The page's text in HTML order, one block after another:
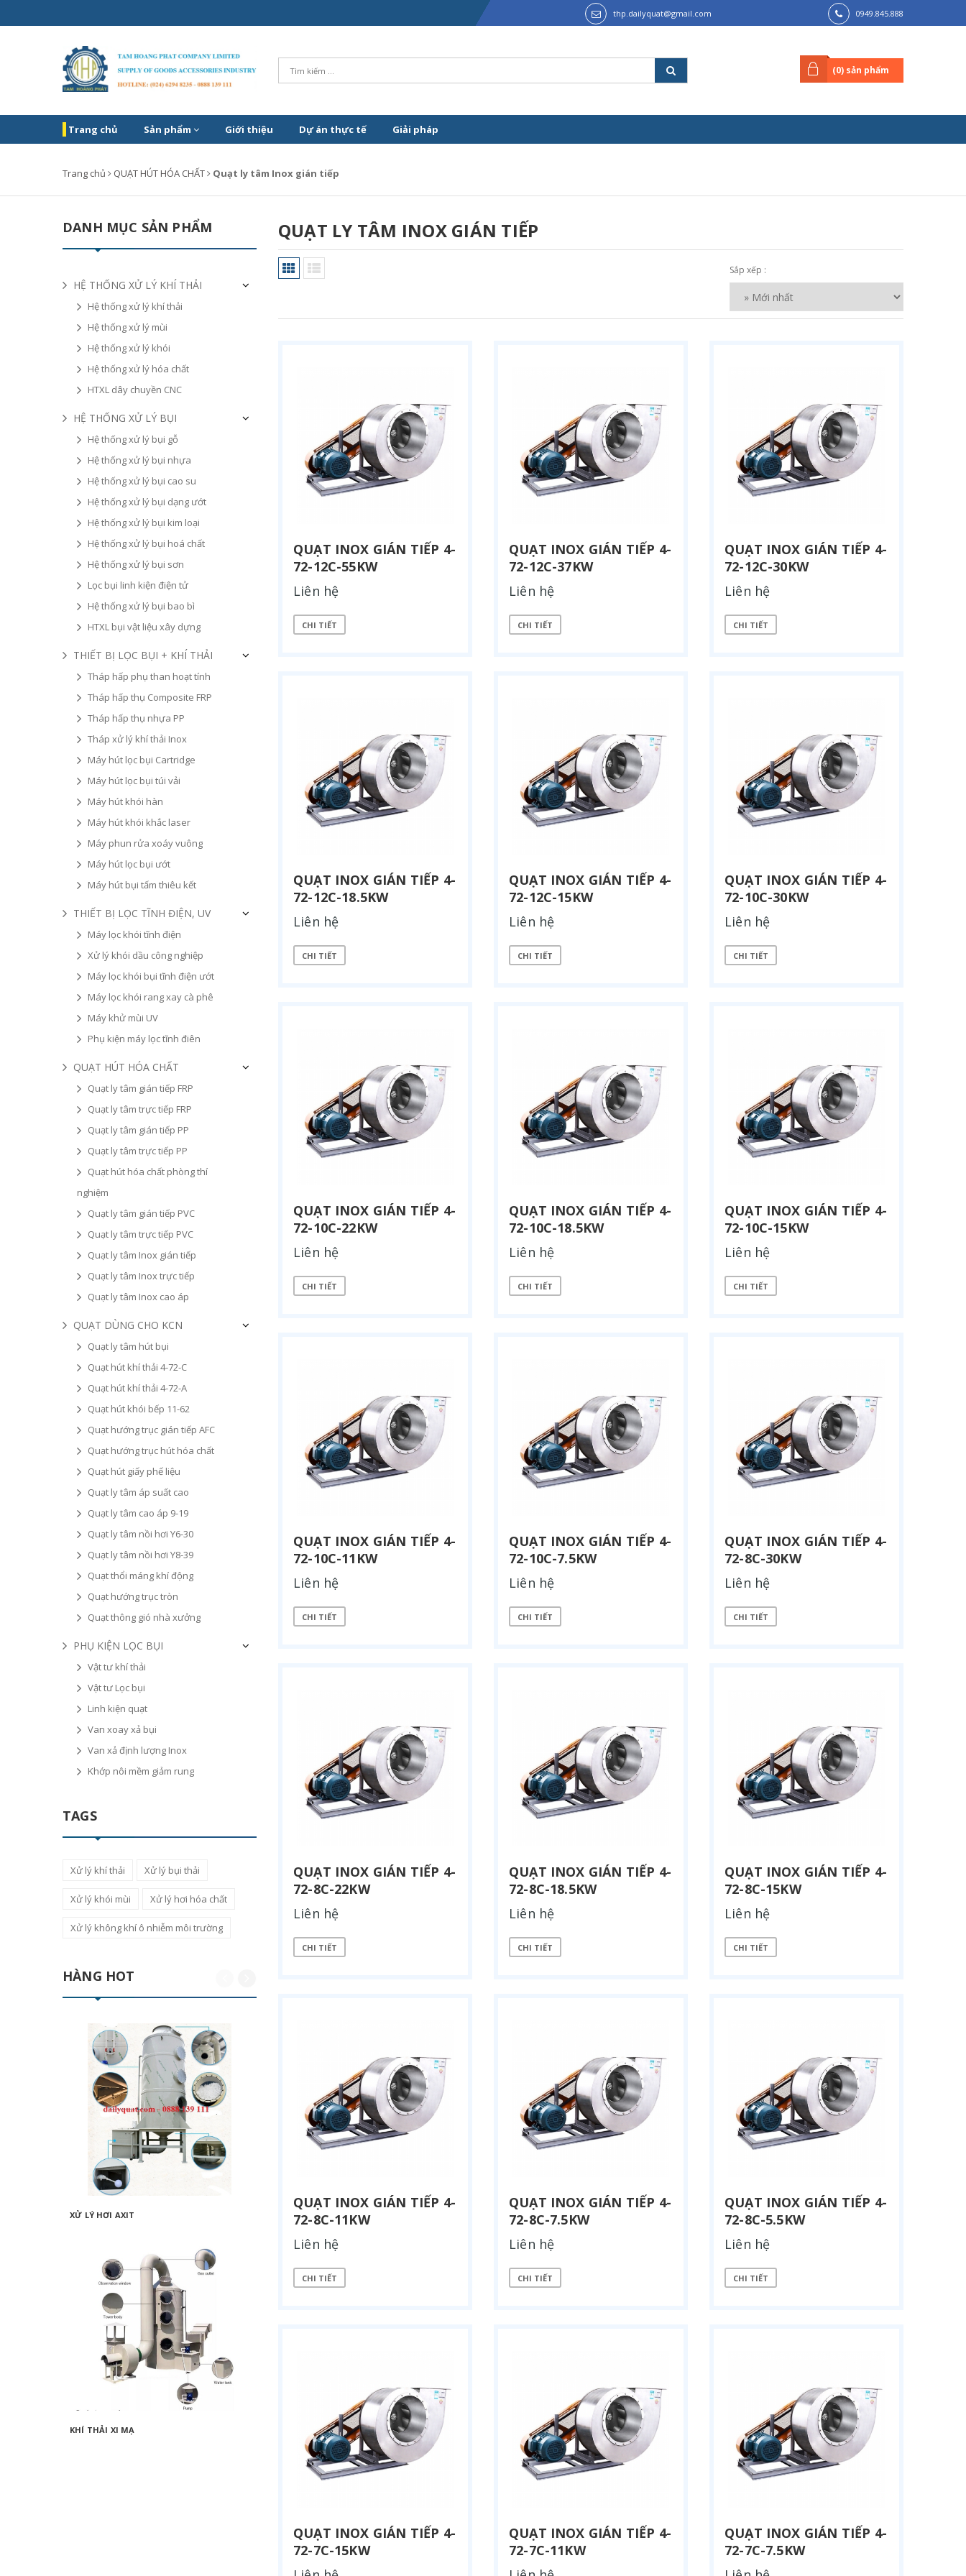
thp.dailyquat@gmail.com 0949.845.888
(0) sản phẩm
Trang chủ Sản phẩm Giới thiệu Dự án thực tế Giải pháp
Trang chủ QUẠT HÚT HÓA CHẤT Quạt ly tâm Inox gián tiếp
QUẠT LY TÂM INOX GIÁN TIẾP
Sắp xếp :
QUẠT INOX GIÁN TIẾP 4-
72-12C-55KW
Liên hệ
CHI TIẾT
QUẠT INOX GIÁN TIẾP 4-
72-12C-37KW
Liên hệ
CHI TIẾT
QUẠT INOX GIÁN TIẾP 4-
72-12C-30KW
Liên hệ
CHI TIẾT
QUẠT INOX GIÁN TIẾP 4-
72-12C-18.5KW
Liên hệ
CHI TIẾT
QUẠT INOX GIÁN TIẾP 4-
72-12C-15KW
Liên hệ
CHI TIẾT
QUẠT INOX GIÁN TIẾP 4-
72-10C-30KW
Liên hệ
CHI TIẾT
QUẠT INOX GIÁN TIẾP 4-
72-10C-22KW
Liên hệ
CHI TIẾT
QUẠT INOX GIÁN TIẾP 4-
72-10C-18.5KW
Liên hệ
CHI TIẾT
QUẠT INOX GIÁN TIẾP 4-
72-10C-15KW
Liên hệ
CHI TIẾT
QUẠT INOX GIÁN TIẾP 4-
72-10C-11KW
Liên hệ
CHI TIẾT
QUẠT INOX GIÁN TIẾP 4-
72-10C-7.5KW
Liên hệ
CHI TIẾT
QUẠT INOX GIÁN TIẾP 4-
72-8C-30KW
Liên hệ
CHI TIẾT
QUẠT INOX GIÁN TIẾP 4-
72-8C-22KW
Liên hệ
CHI TIẾT
QUẠT INOX GIÁN TIẾP 4-
72-8C-18.5KW
Liên hệ
CHI TIẾT
QUẠT INOX GIÁN TIẾP 4-
72-8C-15KW
Liên hệ
CHI TIẾT
QUẠT INOX GIÁN TIẾP 4-
72-8C-11KW
Liên hệ
CHI TIẾT
QUẠT INOX GIÁN TIẾP 4-
72-8C-7.5KW
Liên hệ
CHI TIẾT
QUẠT INOX GIÁN TIẾP 4-
72-8C-5.5KW
Liên hệ
CHI TIẾT
QUẠT INOX GIÁN TIẾP 4-
72-7C-15KW
QUẠT INOX GIÁN TIẾP 4-
72-7C-11KW
QUẠT INOX GIÁN TIẾP 4-
72-7C-7.5KW
DANH MỤC SẢN PHẨM
HỆ THỐNG XỬ LÝ KHÍ THẢI
Hệ thống xử lý khí thải
Hệ thống xử lý mùi
Hệ thống xử lý khói
Hệ thống xử lý hóa chất
HTXL dây chuyền CNC
HỆ THỐNG XỬ LÝ BỤI
Hệ thống xử lý bụi gỗ
Hệ thống xử lý bụi nhựa
Hệ thống xử lý bụi cao su
Hệ thống xử lý bụi dạng ướt
Hệ thống xử lý bụi kim loại
Hệ thống xử lý bụi hoá chất
Hệ thống xử lý bụi sơn
Lọc bụi linh kiện điện tử
Hệ thống xử lý bụi bao bì
HTXL bụi vật liệu xây dựng
THIẾT BỊ LỌC BỤI + KHÍ THẢI
Tháp hấp phụ than hoạt tính
Tháp hấp thụ Composite FRP
Tháp hấp thụ nhựa PP
Tháp xử lý khí thải Inox
Máy hút lọc bụi Cartridge
Máy hút lọc bụi túi vải
Máy hút khói hàn
Máy hút khói khắc laser
Máy phun rửa xoáy vuông
Máy hút lọc bụi ướt
Máy hút bụi tấm thiêu kết
THIẾT BỊ LỌC TĨNH ĐIỆN, UV
Máy lọc khói tĩnh điện
Xử lý khói dầu công nghiệp
Máy lọc khói bụi tĩnh điện ướt
Máy lọc khói rang xay cà phê
Máy khử mùi UV
Phụ kiện máy lọc tĩnh điên
QUẠT HÚT HÓA CHẤT
Quạt ly tâm gián tiếp FRP
Quạt ly tâm trực tiếp FRP
Quạt ly tâm gián tiếp PP
Quạt ly tâm trực tiếp PP
Quạt hút hóa chất phòng thí
nghiệm
Quạt ly tâm gián tiếp PVC
Quạt ly tâm trực tiếp PVC
Quạt ly tâm Inox gián tiếp
Quạt ly tâm Inox trực tiếp
Quạt ly tâm Inox cao áp
QUẠT DÙNG CHO KCN
Quạt ly tâm hút bụi
Quạt hút khí thải 4-72-C
Quạt hút khí thải 4-72-A
Quạt hút khói bếp 11-62
Quạt hướng trục gián tiếp AFC
Quạt hướng trục hút hóa chất
Quạt hút giấy phế liệu
Quạt ly tâm áp suất cao
Quạt ly tâm cao áp 9-19
Quạt ly tâm nồi hơi Y6-30
Quạt ly tâm nồi hơi Y8-39
Quạt thổi máng khí động
Quạt hướng trục tròn
Quạt thông gió nhà xưởng
PHỤ KIỆN LỌC BỤI
Vật tư khí thải
Vật tư Lọc bụi
Linh kiện quạt
Van xoay xả bụi
Van xả định lượng Inox
Khớp nôi mềm giảm rung
TAGS
Xử lý khí thải Xử lý bụi thải
Xử lý khói mùi Xử lý hơi hóa chất
Xử lý không khí ô nhiễm môi trường
HÀNG HOT
XỬ LÝ HƠI AXIT
KHÍ THẢI XI MẠ
KHÍ THẢI MẠ CROM
XỬ LÝ HƠI DUNG MÔI
KHÍ THẢI ĐIỆN PHÂN
QUẠT HƯỚNG TRỤC TRÒN
QUẠT PHUN SƯƠNG DẬP BỤI
QUẠT HƯỚNG TRỤC ÁP SUẤT CAO